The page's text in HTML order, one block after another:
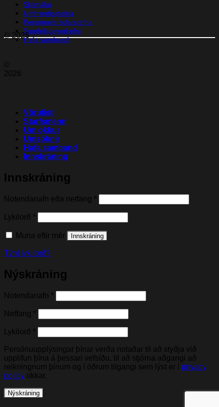
Skilmálar
Umhverfisstefna
Persónuverndarstefna
Samfélagsverkefni
Hafa samband
© 2026
©
2026
Vörulisti
Starfsmenn
Um okkur
Umsóknir
Hafa samband
Innskráning
Innskráning
Notendanafn eða netfang *
Lykilorð *
Muna eftir mér Innskráning
Týnt lykilorð?
Nýskráning
Notendanafn *
Netfang *
Lykilorð *
Persónuupplýsingar þínar verða notaðar til að styðja við
upplifun þína á þessari vefsíðu, til að stjórna aðgangi að
reikningnum þínum og í öðrum tilgangi sem lýst er í privacy
policy okkar.
Nýskráning